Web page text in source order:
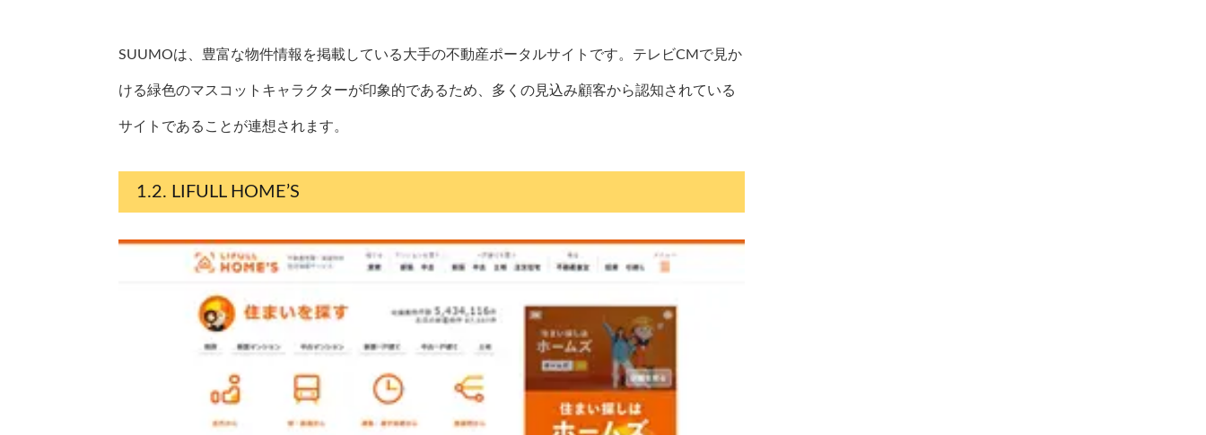
SUUMOは、豊富な物件情報を掲載している大手の不動産ポータルサイトです。テレビCMで見か
ける緑色のマスコットキャラクターが印象的であるため、多くの見込み顧客から認知されている
サイトであることが連想されます。
LIFULL HOME’S